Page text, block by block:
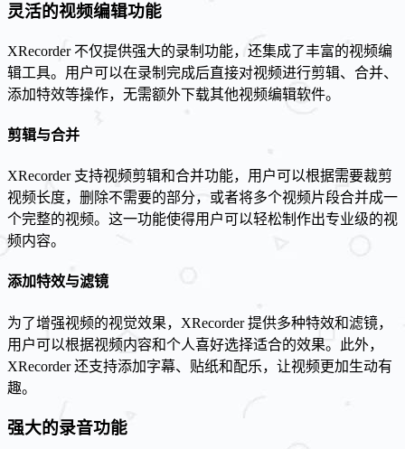
灵活的视频编辑功能
XRecorder 不仅提供强大的录制功能，还集成了丰富的视频编
辑工具。用户可以在录制完成后直接对视频进行剪辑、合并、
添加特效等操作，无需额外下载其他视频编辑软件。
剪辑与合并
XRecorder 支持视频剪辑和合并功能，用户可以根据需要裁剪
视频长度，删除不需要的部分，或者将多个视频片段合并成一
个完整的视频。这一功能使得用户可以轻松制作出专业级的视
频内容。
添加特效与滤镜
为了增强视频的视觉效果，XRecorder 提供多种特效和滤镜，
用户可以根据视频内容和个人喜好选择适合的效果。此外，
XRecorder 还支持添加字幕、贴纸和配乐，让视频更加生动有
趣。
强大的录音功能